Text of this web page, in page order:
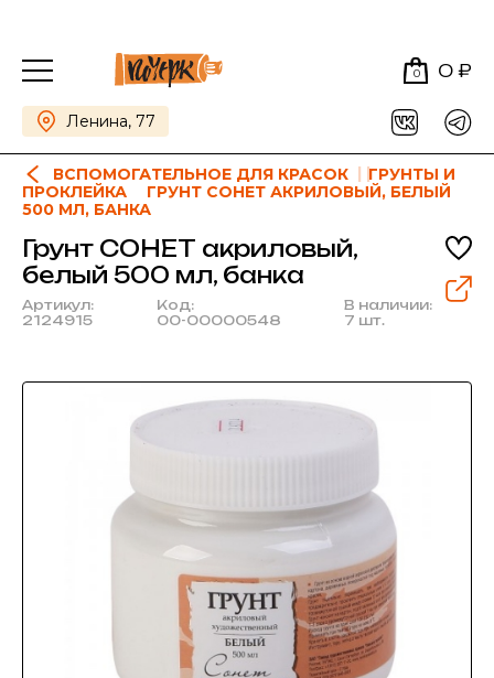
0 0 ₽
Ленина, 77
ВСПОМОГАТЕЛЬНОЕ ДЛЯ КРАСОК
ГРУНТЫ И
ПРОКЛЕЙКА
ГРУНТ СОНЕТ АКРИЛОВЫЙ, БЕЛЫЙ
500 МЛ, БАНКА
Грунт СОНЕТ акриловый,
белый 500 мл, банка
Артикул:
2124915
Код:
00-00000548
В наличии:
7 шт.